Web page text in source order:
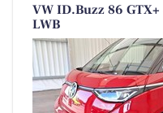
VW ID.Buzz 86
LWB